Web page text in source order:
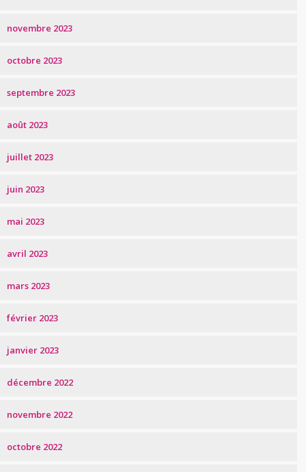
novembre 2023
octobre 2023
septembre 2023
août 2023
juillet 2023
juin 2023
mai 2023
avril 2023
mars 2023
février 2023
janvier 2023
décembre 2022
novembre 2022
octobre 2022